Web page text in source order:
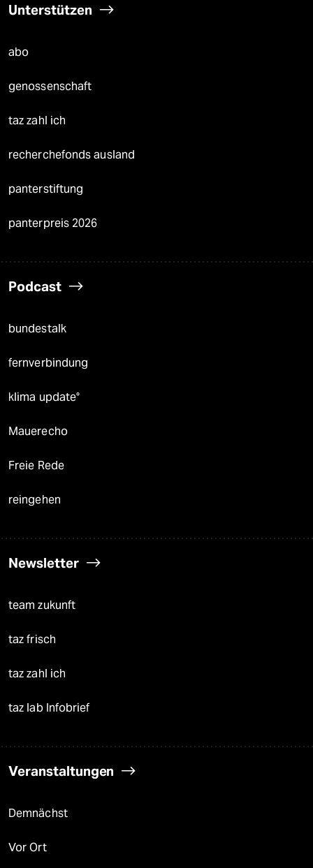
Unterstützen
abo
genossenschaft
taz zahl ich
recherchefonds ausland
panterstiftung
panterpreis 2026
Podcast
bundestalk
fernverbindung
klima update°
Mauerecho
Freie Rede
reingehen
Newsletter
team zukunft
taz frisch
taz zahl ich
taz lab Infobrief
Veranstaltungen
Demnächst
Vor Ort